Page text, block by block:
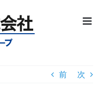
前 次